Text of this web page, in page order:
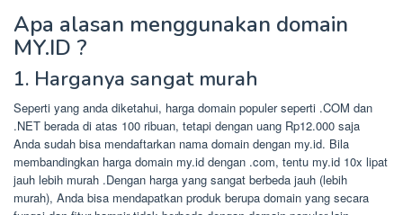
Apa alasan menggunakan domain
MY.ID ?
1. Harganya sangat murah
Seperti yang anda diketahui, harga domain populer seperti .COM dan
.NET berada di atas 100 ribuan, tetapi dengan uang Rp12.000 saja
Anda sudah bisa mendaftarkan nama domain dengan my.id. Bila
membandingkan harga domain my.id dengan .com, tentu my.id 10x lipat
jauh lebih murah .Dengan harga yang sangat berbeda jauh (lebih
murah), Anda bisa mendapatkan produk berupa domain yang secara